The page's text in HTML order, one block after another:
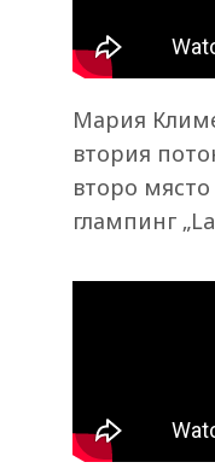
Мария
втория
второ място
глампинг